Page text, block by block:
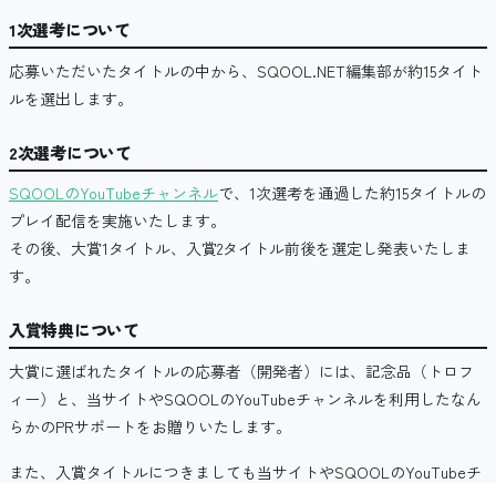
1次選考について
応募いただいたタイトルの中から、SQOOL.NET編集部が約15タイト
ルを選出します。
2次選考について
SQOOLのYouTubeチャンネルで、1次選考を通過した約15タイトルの
プレイ配信を実施いたします。
その後、大賞1タイトル、入賞2タイトル前後を選定し発表いたしま
す。
入賞特典について
大賞に選ばれたタイトルの応募者（開発者）には、記念品（トロフ
ィー）と、当サイトやSQOOLのYouTubeチャンネルを利用したなん
らかのPRサポートをお贈りいたします。
また、入賞タイトルにつきましても当サイトやSQOOLのYouTubeチ